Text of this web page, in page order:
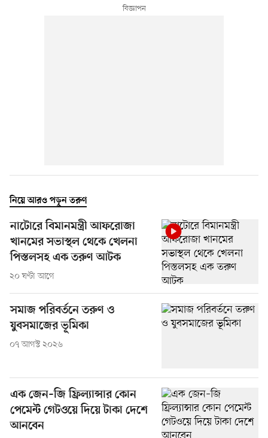
নিয়ে আরও পড়ুন তরুণ
নাটোরে বিমানমন্ত্রী আফরোজা
খানমের সভাস্থল থেকে খেলনা
পিস্তলসহ এক তরুণ আটক
২০ ঘণ্টা আগে
সমাজ পরিবর্তনে তরুণ ও
যুবসমাজের ভূমিকা
০৭ আগস্ট ২০২৬
এক জেন–জি ফ্রিল্যান্সার কোন
পেমেন্ট গেটওয়ে দিয়ে টাকা দেশে
আনবেন